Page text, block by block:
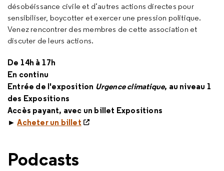
désobéissance civile et d’autres actions directes pour
sensibiliser, boycotter et exercer une pression politique.
Venez rencontrer des membres de cette association et
discuter de leurs actions.
De 14h à 17h
En continu
Entrée de l'exposition Urgence climatique, au niveau 1
des Expositions
Accès payant, avec un billet Expositions
►Acheter un billet
Podcasts